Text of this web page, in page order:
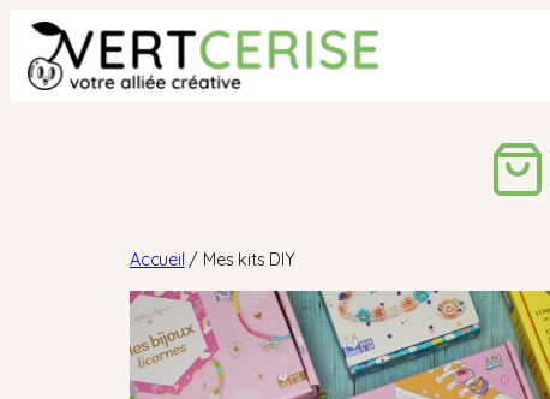
Aller
au
contenu
Accueil / Mes kits DIY